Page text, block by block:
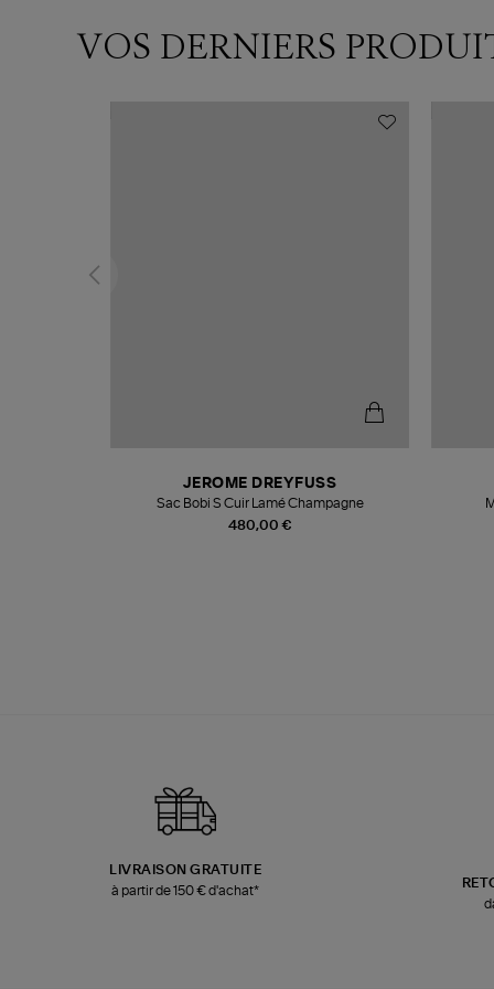
VOS DERNIERS
480,00 €
JEROME DREYFUSS
Sac Bobi S Cuir Lamé Champagne
LIVRAISON GRATUITE
à partir de 150 € d'achat*